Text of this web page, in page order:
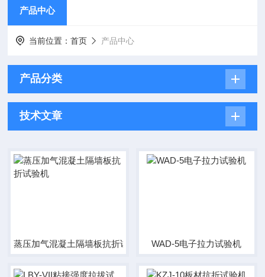
产品中心
当前位置：首页 产品中心
产品分类
技术文章
蒸压加气混凝土隔墙板抗折试验机 WAD-5电子拉力试验机